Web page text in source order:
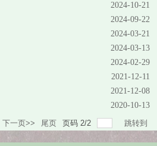
2024-10-21
2024-09-22
2024-03-21
2024-03-13
2024-02-29
2021-12-11
2021-12-08
2020-10-13
下一页>> 尾页 页码 2/2 跳转到